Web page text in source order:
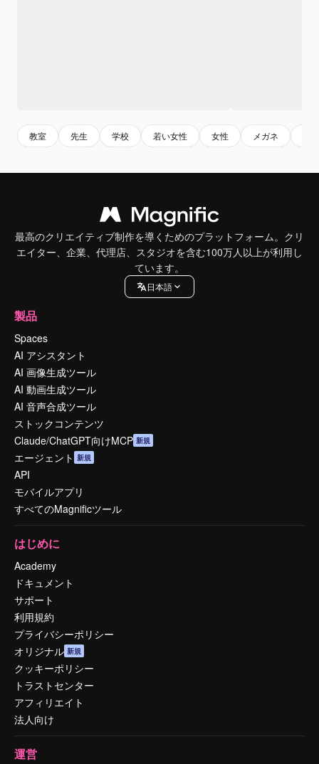
教室 先生 学校 若い女性 女性 メガネ
最高のクリエイティブ制作を導くためのプラットフォーム。クリ
エイター、企業、代理店、スタジオを含む100万人以上が利用し
ています。
日本語
製品
Spaces
AI アシスタント
AI 画像生成ツール
AI 動画生成ツール
AI 音声合成ツール
ストックコンテンツ
Claude/ChatGPT向けMCP 新規
エージェント 新規
API
モバイルアプリ
すべてのMagnificツール
はじめに
Academy
ドキュメント
サポート
利用規約
プライバシーポリシー
オリジナル 新規
クッキーポリシー
トラストセンター
アフィリエイト
法人向け
運営